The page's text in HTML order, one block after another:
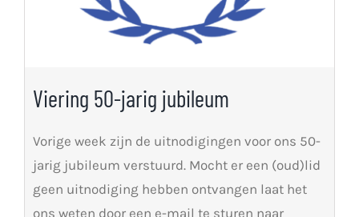
Viering 50-jarig jubileum
Vorige week zijn de uitnodigingen voor ons 50-
jarig jubileum verstuurd. Mocht er een (oud)lid
geen uitnodiging hebben ontvangen laat het
ons weten door een e-mail te sturen naar